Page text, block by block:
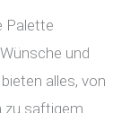
Palette
und
alles, von
zu saftigem